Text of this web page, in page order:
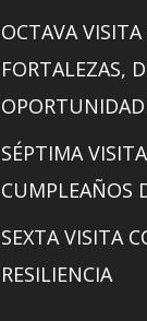
OCTAVA VISITA
FORTALEZAS,
SÉPTIMA
CUMPLEAÑOS
SEXTA VISITA
RESILIENCIA